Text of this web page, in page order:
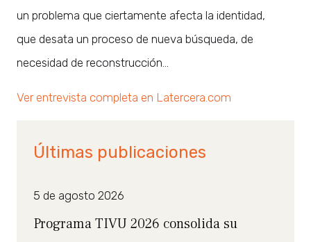
un problema que ciertamente afecta la identidad,
que desata un proceso de nueva búsqueda, de
necesidad de reconstrucción…
Ver entrevista completa en Latercera.com
Últimas publicaciones
5 de agosto 2026
Programa TIVU 2026 consolida su